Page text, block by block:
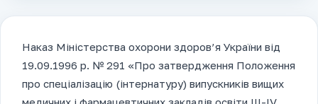
Наказ Міністерства охорони здоров’я України від
19.09.1996 р. № 291 «Про затвердження Положення
про спеціалізацію (інтернатуру) випускників вищих